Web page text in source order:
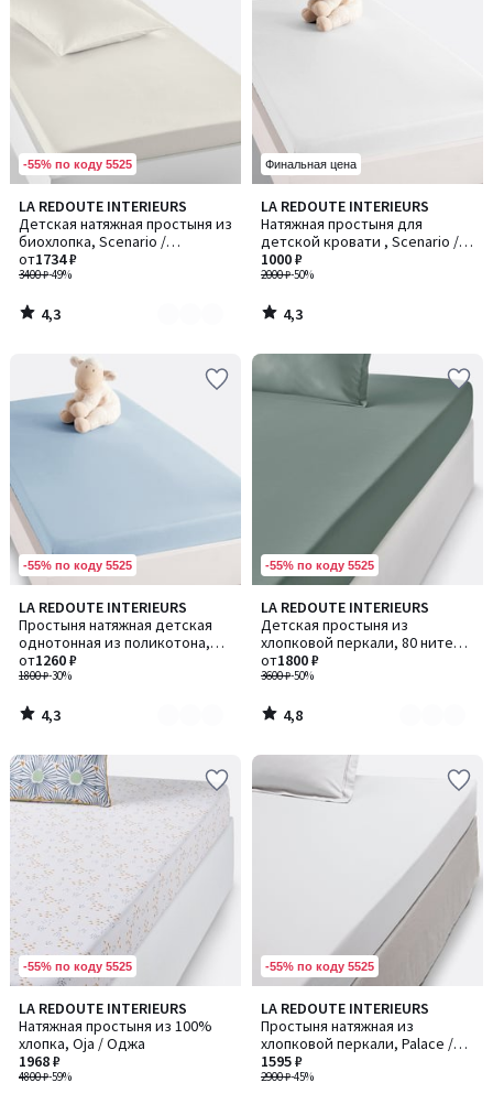
-55% по коду 5525
LA REDOUTE INTERIEURS
Детская натяжная простыня из
биохлопка, Scenario /
Сценарио
3400 ₽-49%
от1734 ₽
4,3
/ 5
Количество
цветов:
2
4,3
/
Финальная цена
LA REDOUTE INTERIEURS
Натяжная простыня для
детской кровати , Scenario /
Сценарио
2000 ₽-50%
1000 ₽
4,3
/ 5
4,3
/
-55% по коду 5525
LA REDOUTE INTERIEURS
Простыня натяжная детская
однотонная из поликотона,
Scenario / Сценарио
1800 ₽-30%
от1260 ₽
4,3
/ 5
Количество
цветов:
3
4,3
/
-55% по коду 5525
LA REDOUTE INTERIEURS
Детская простыня из
хлопковой перкали, 80 нитей/
см², Scenario / Сценарио
3600 ₽-50%
от1800 ₽
4,8
/ 5
Количество
цветов:
3
4,8
/
-55% по коду 5525
LA REDOUTE INTERIEURS
Натяжная простыня из 100%
хлопка, Oja / Оджа
4800 ₽-59%
1968 ₽
4,7
/ 5
-55% по коду 5525
LA REDOUTE INTERIEURS
Простыня натяжная из
хлопковой перкали, Palace /
Пелес
2900 ₽-45%
1595 ₽
4,4
/ 5